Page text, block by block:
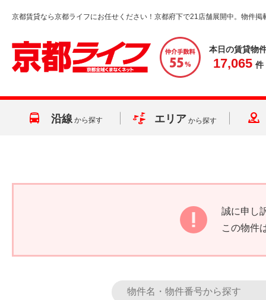
京都賃貸なら京都ライフにお任せください！京都府下で21店舗展開中。物件掲
本日の賃貸物
17,065 件
沿線 から探す エリア から探す
誠に申し
この物件